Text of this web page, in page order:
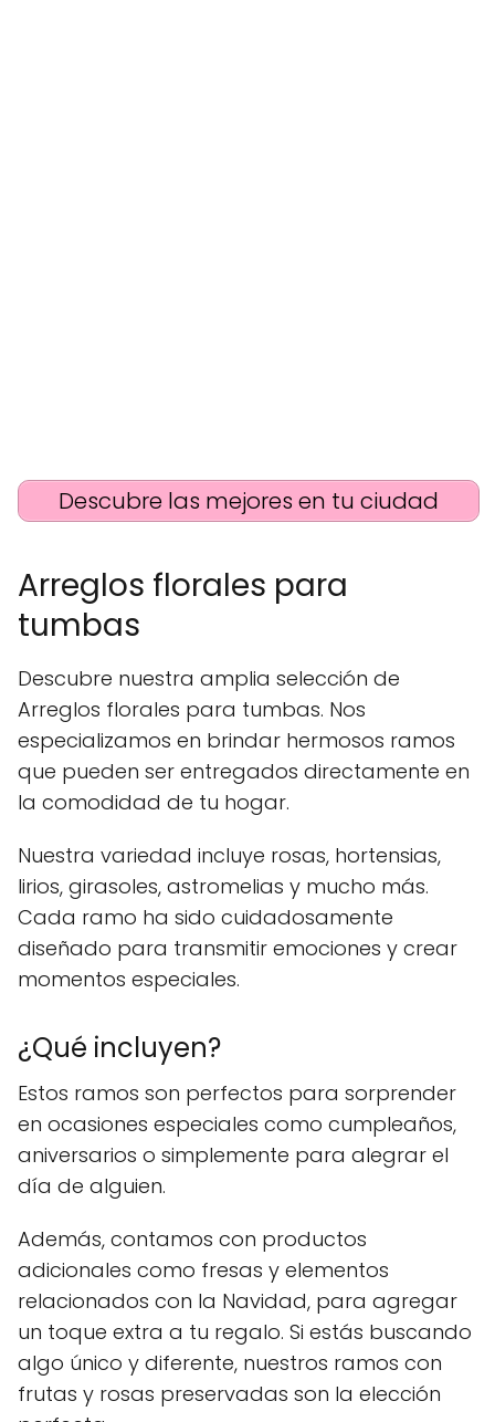
Descubre las mejores en tu ciudad
Arreglos florales para
tumbas
Descubre nuestra amplia selección de
Arreglos florales para tumbas. Nos
especializamos en brindar hermosos ramos
que pueden ser entregados directamente en
la comodidad de tu hogar.
Nuestra variedad incluye rosas, hortensias,
lirios, girasoles, astromelias y mucho más.
Cada ramo ha sido cuidadosamente
diseñado para transmitir emociones y crear
momentos especiales.
¿Qué incluyen?
Estos ramos son perfectos para sorprender
en ocasiones especiales como cumpleaños,
aniversarios o simplemente para alegrar el
día de alguien.
Además, contamos con productos
adicionales como fresas y elementos
relacionados con la Navidad, para agregar
un toque extra a tu regalo. Si estás buscando
algo único y diferente, nuestros ramos con
frutas y rosas preservadas son la elección